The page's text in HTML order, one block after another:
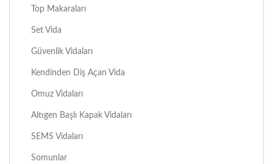
Top Makaraları
Set Vida
Güvenlik Vidaları
Kendinden Diş Açan Vida
Omuz Vidaları
Altıgen Başlı Kapak Vidaları
SEMS Vidaları
Somunlar